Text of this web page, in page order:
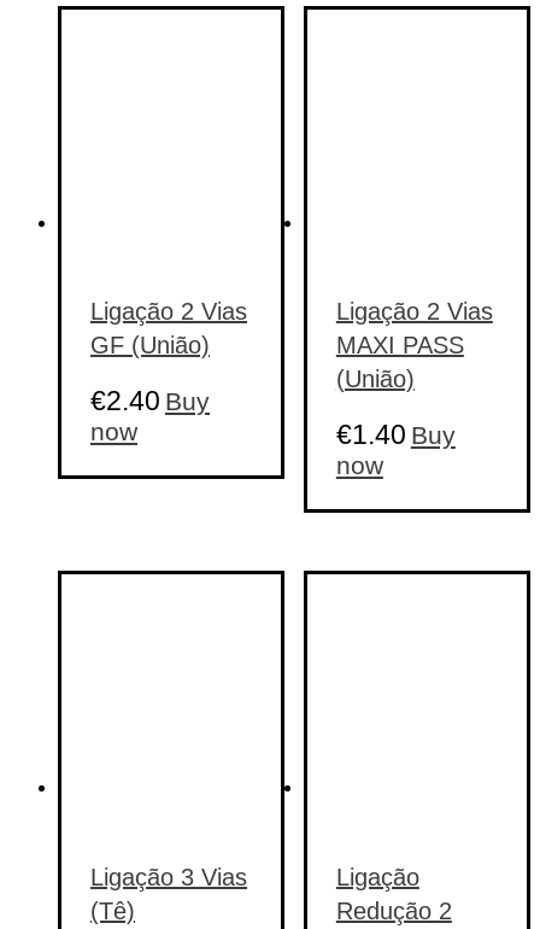
Ligação 2 Vias
GF (União)
€2.40 Buy
now
Ligação 2 Vias
MAXI PASS
(União)
€1.40 Buy
now
Ligação 3 Vias
(Tê)
Ligação
Redução 2